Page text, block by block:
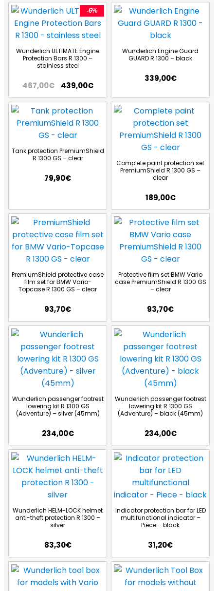
-6%
Wunderlich ULTIMATE Engine
Protection Bars R 1300 –
stainless steel
467,00€ 439,00€
Wunderlich Engine Guard
GUARD R 1300 – black
339,00€
Tank protection PremiumShield
R 1300 GS – clear
79,90€
Complete paint protection set
PremiumShield R 1300 GS –
clear
189,00€
PremiumShield protective case
film set for BMW Vario-
Topcase R 1300 GS – clear
93,70€
Protective film set BMW Vario
case PremiumShield R 1300 GS
– clear
93,70€
Wunderlich passenger footrest
lowering kit R 1300 GS
(Adventure) – silver (45mm)
234,00€
Wunderlich passenger footrest
lowering kit R 1300 GS
(Adventure) – black (45mm)
234,00€
Wunderlich HELM-LOCK helmet
anti-theft protection R 1300 –
silver
83,30€
Indicator protection bar for LED
multifunctional indicator –
Piece – black
31,20€